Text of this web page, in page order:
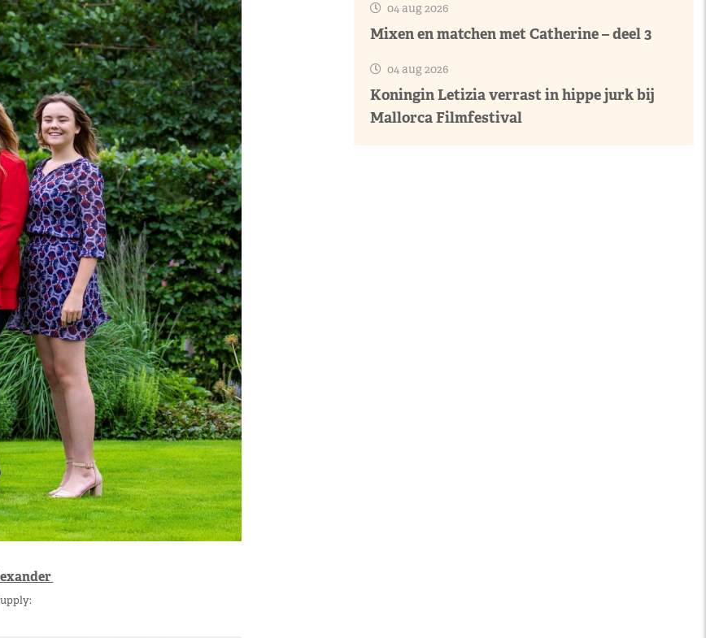
04 aug 2026
Mixen en matchen met Catherine – deel 3
04 aug 2026
Koningin Letizia verrast in hippe jurk bij
Mallorca Filmfestival